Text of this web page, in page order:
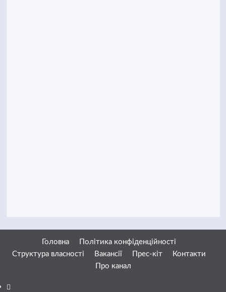
Головна
Політика конфіденційності
Структура власності
Вакансії Прес-кіт
Контакти
Про канал
Facebook